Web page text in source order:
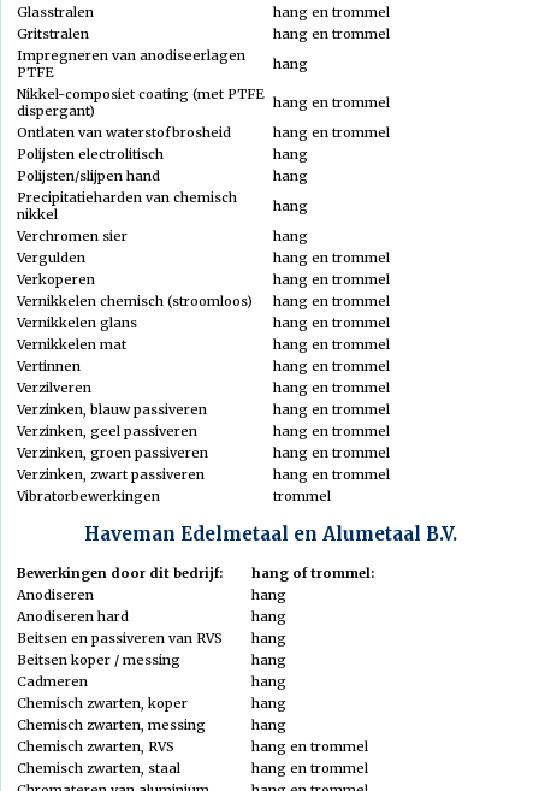
Glasstralen
hang en trommel
Gritstralen
hang en trommel
Impregneren van anodiseerlagen
PTFE
hang
Nikkel-composiet coating (met PTFE
dispergant)
hang en trommel
Ontlaten van waterstofbrosheid
hang en trommel
Polijsten electrolitisch
hang
Polijsten/slijpen hand
hang
Precipitatieharden van chemisch
nikkel
hang
Verchromen sier
hang
Vergulden
hang en trommel
Verkoperen
hang en trommel
Vernikkelen chemisch (stroomloos)
hang en trommel
Vernikkelen glans
hang en trommel
Vernikkelen mat
hang en trommel
Vertinnen
hang en trommel
Verzilveren
hang en trommel
Verzinken, blauw passiveren
hang en trommel
Verzinken, geel passiveren
hang en trommel
Verzinken, groen passiveren
hang en trommel
Verzinken, zwart passiveren
hang en trommel
Vibratorbewerkingen
trommel
Haveman Edelmetaal en Alumetaal B.V.
Bewerkingen door dit bedrijf:
hang of trommel:
Anodiseren
hang
Anodiseren hard
hang
Beitsen en passiveren van RVS
hang
Beitsen koper / messing
hang
Cadmeren
hang
Chemisch zwarten, koper
hang
Chemisch zwarten, messing
hang
Chemisch zwarten, RVS
hang en trommel
Chemisch zwarten, staal
hang en trommel